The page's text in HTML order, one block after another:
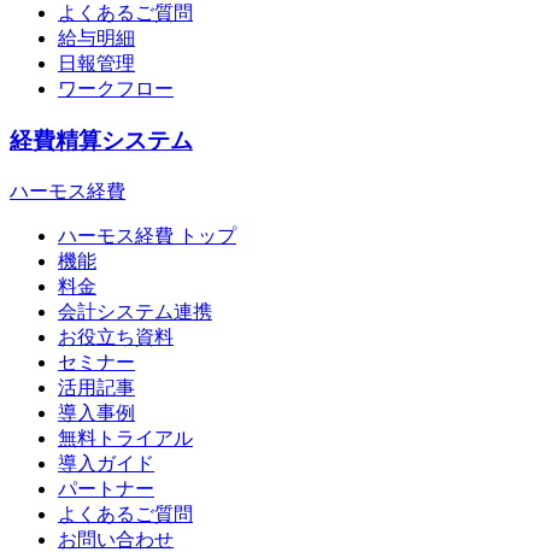
よくあるご質問
給与明細
日報管理
ワークフロー
経費精算システム
ハーモス経費
ハーモス経費 トップ
機能
料金
会計システム連携
お役立ち資料
セミナー
活用記事
導入事例
無料トライアル
導入ガイド
パートナー
よくあるご質問
お問い合わせ